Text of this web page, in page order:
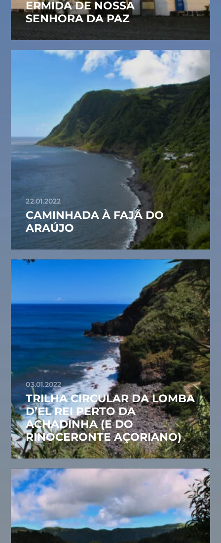
ERMIDA DE NOSSA
SENHORA DA PAZ
22.01.2022
CAMINHADA À FAJÃ DO
ARAÚJO
03.01.2022
TRILHA CIRCULAR DA LOMBA
D’EL REI PERTO DA
ACHADINHA (E DO
RINOCERONTE AÇORIANO)